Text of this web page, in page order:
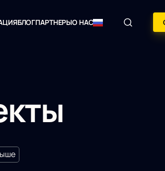
БЛОГПАРТНЕРЫО НАС